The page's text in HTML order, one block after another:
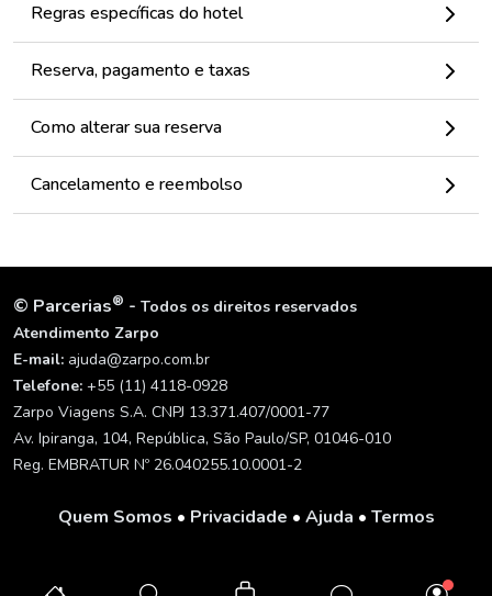
Regras específicas do hotel
Reserva, pagamento e taxas
Como alterar sua reserva
Cancelamento e reembolso
© Parcerias® - Todos os direitos reservados
Atendimento Zarpo
E-mail: ajuda@zarpo.com.br
Telefone: +55 (11) 4118-0928
Zarpo Viagens S.A. CNPJ 13.371.407/0001-77
Av. Ipiranga, 104, República, São Paulo/SP, 01046-010
Reg. EMBRATUR Nº 26.040255.10.0001-2
Quem Somos • Privacidade • Ajuda • Termos